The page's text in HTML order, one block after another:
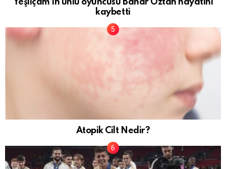
Yeşilçam’ın ünlü oyuncusu Bahar Öztan hayatını
kaybetti
Atopik Cilt Nedir?